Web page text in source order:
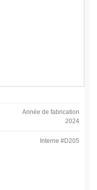
Année de fabrication
2024
Interne #D205